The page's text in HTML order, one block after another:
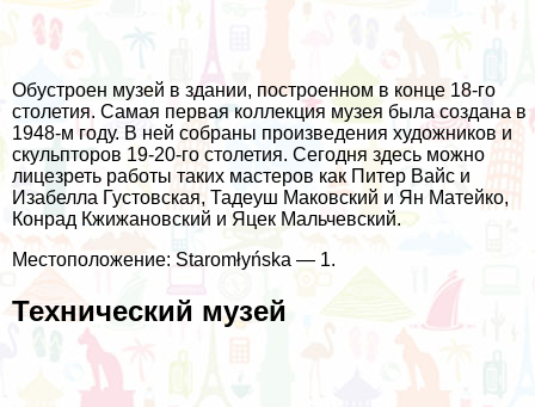
Обустроен музей в здании, построенном в конце 18-го
столетия. Самая первая коллекция музея была создана в
1948-м году. В ней собраны произведения художников и
скульпторов 19-20-го столетия. Сегодня здесь можно
лицезреть работы таких мастеров как Питер Вайс и
Изабелла Густовская, Тадеуш Маковский и Ян Матейко,
Конрад Кжижановский и Яцек Мальчевский.
Местоположение: Staromłyńska — 1.
Технический музей